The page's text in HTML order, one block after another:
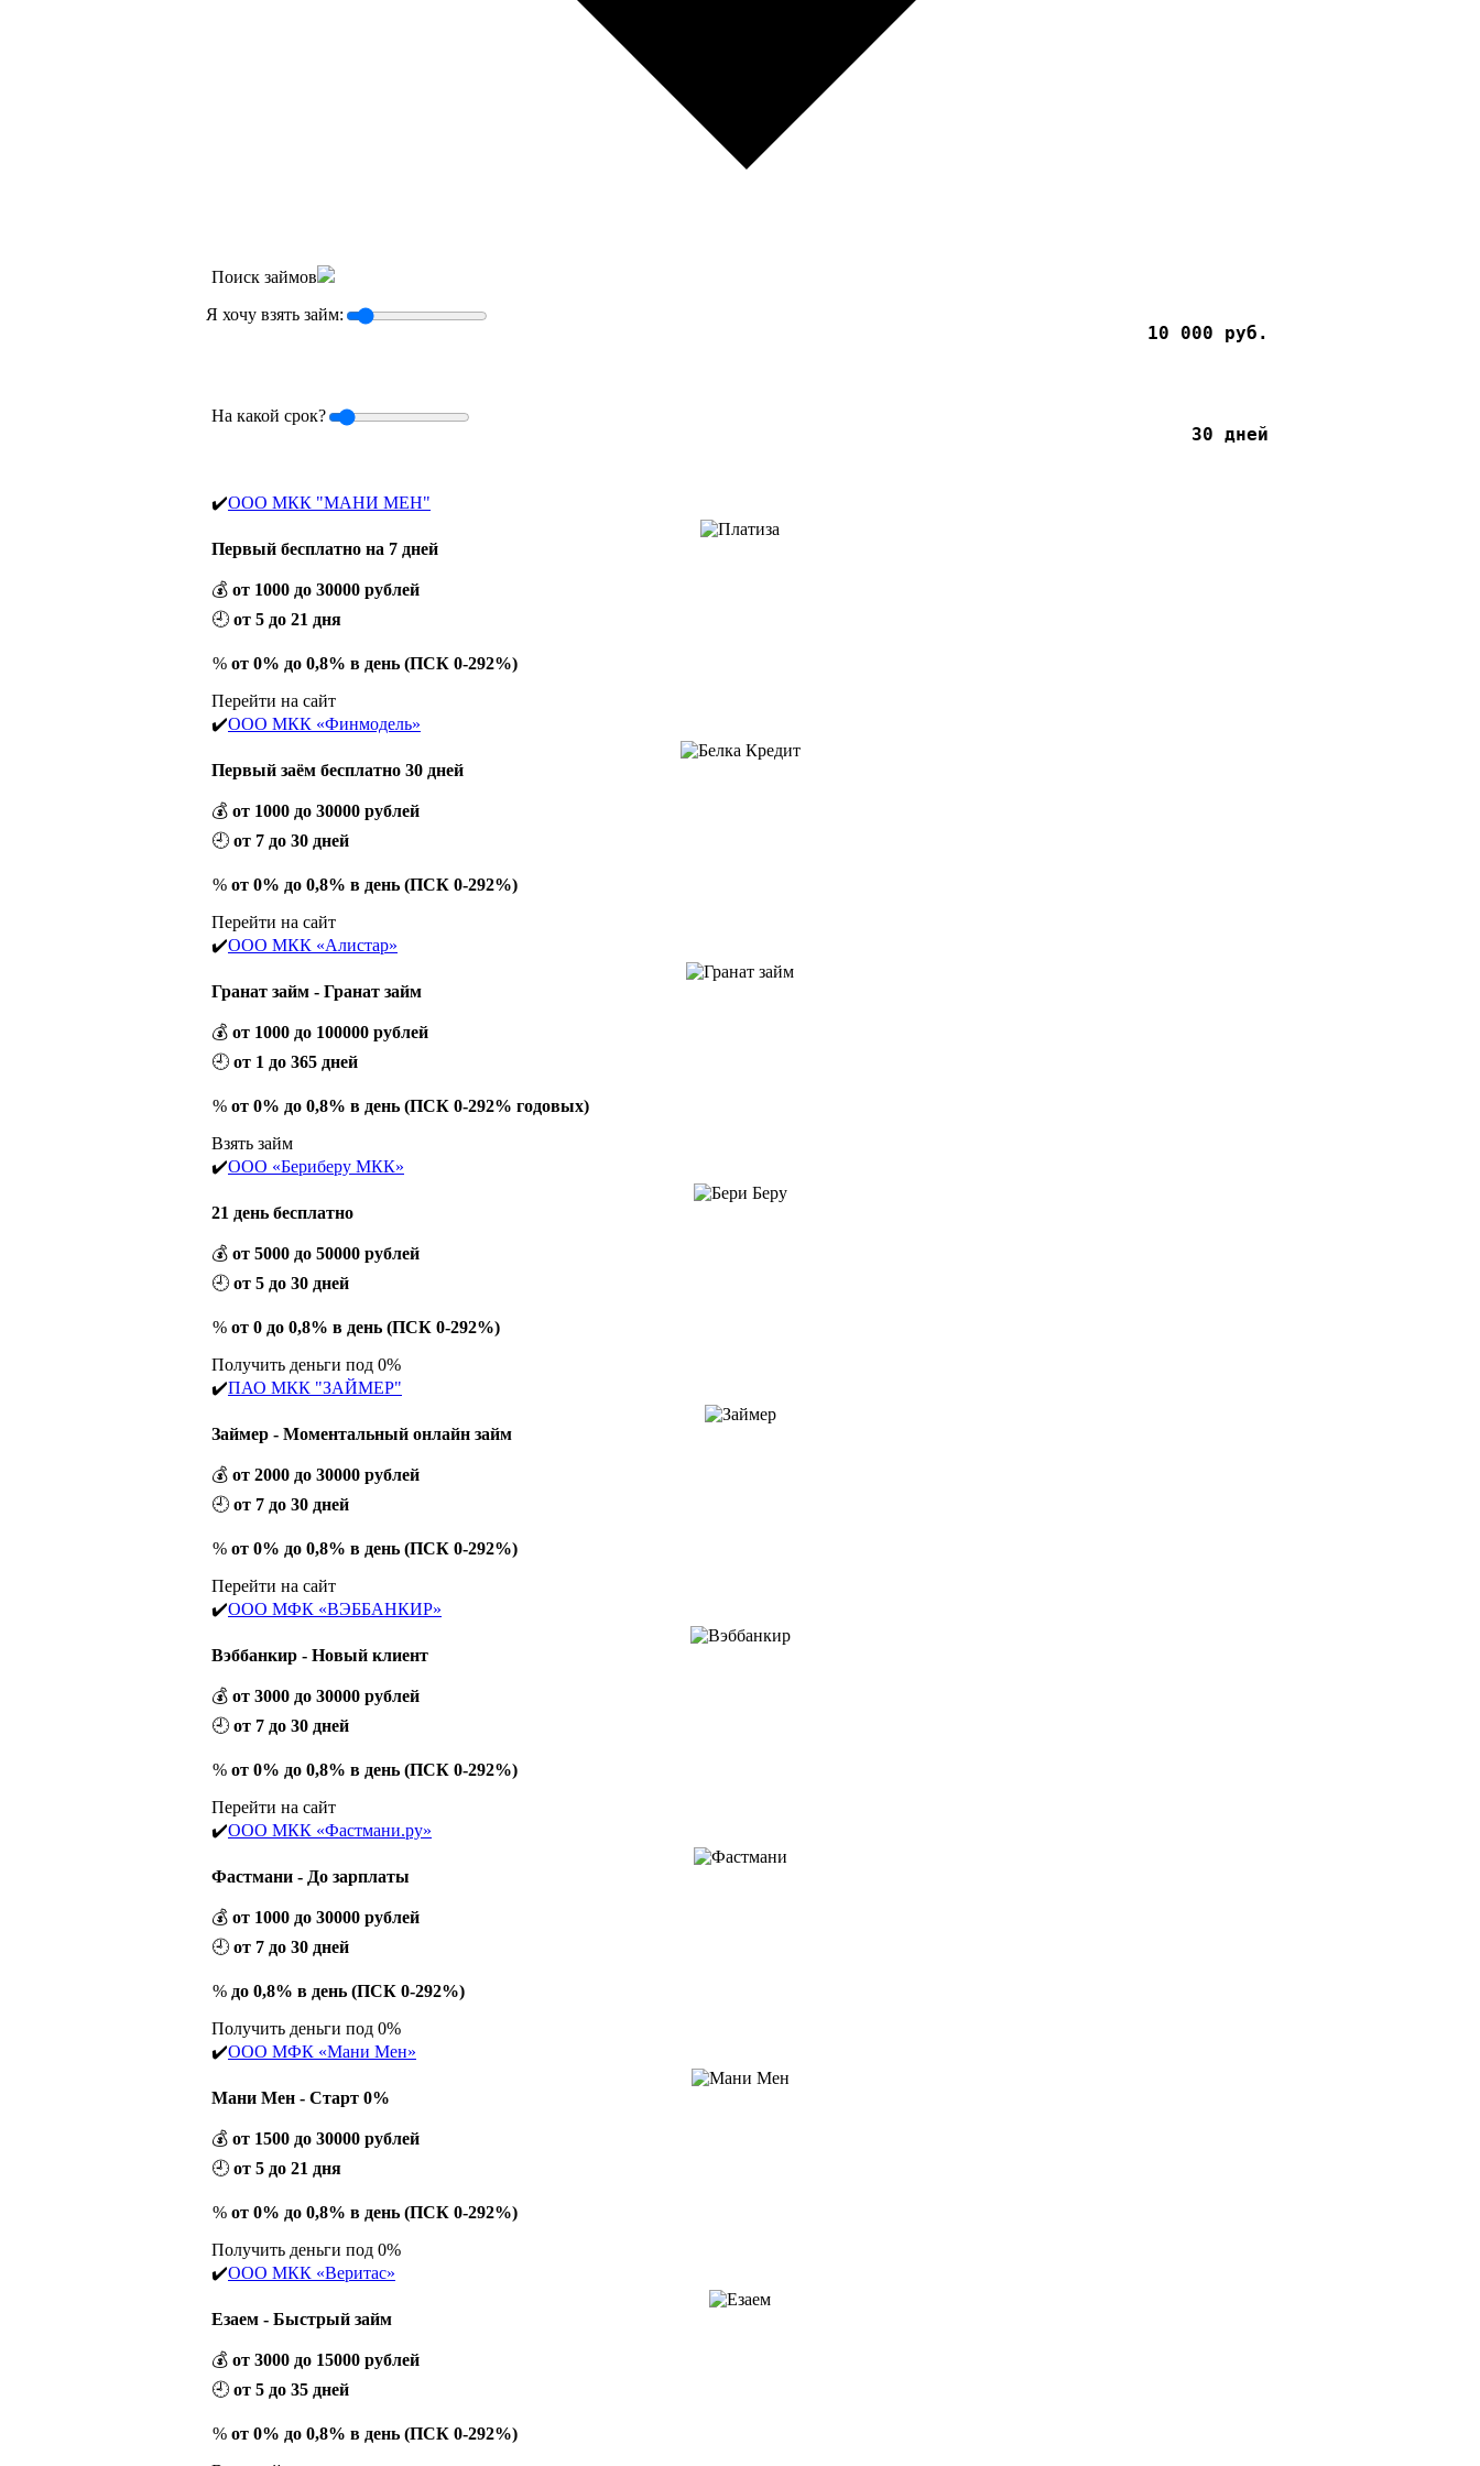
Поиск займов
Я хочу взять займ:
10 000 руб.
На какой срок?
30 дней
✔️ООО МКК "МАНИ МЕН"
Первый бесплатно на 7 дней
💰 от 1000 до 30000 рублей
🕘 от 5 до 21 дня
% от 0% до 0,8% в день (ПСК 0-292%)
Перейти на сайт
✔️ООО МКК «Финмодель»
Первый заём бесплатно 30 дней
💰 от 1000 до 30000 рублей
🕘 от 7 до 30 дней
% от 0% до 0,8% в день (ПСК 0-292%)
Перейти на сайт
✔️ООО МКК «Алистар»
Гранат займ - Гранат займ
💰 от 1000 до 100000 рублей
🕘 от 1 до 365 дней
% от 0% до 0,8% в день (ПСК 0-292% годовых)
Взять займ
✔️ООО «Бериберу МКК»
21 день бесплатно
💰 от 5000 до 50000 рублей
🕘 от 5 до 30 дней
% от 0 до 0,8% в день (ПСК 0-292%)
Получить деньги под 0%
✔️ПАО МКК "ЗАЙМЕР"
Займер - Моментальный онлайн займ
💰 от 2000 до 30000 рублей
🕘 от 7 до 30 дней
% от 0% до 0,8% в день (ПСК 0-292%)
Перейти на сайт
✔️ООО МФК «ВЭББАНКИР»
Вэббанкир - Новый клиент
💰 от 3000 до 30000 рублей
🕘 от 7 до 30 дней
% от 0% до 0,8% в день (ПСК 0-292%)
Перейти на сайт
✔️ООО МКК «Фастмани.ру»
Фастмани - До зарплаты
💰 от 1000 до 30000 рублей
🕘 от 7 до 30 дней
% до 0,8% в день (ПСК 0-292%)
Получить деньги под 0%
✔️ООО МФК «Мани Мен»
Мани Мен - Старт 0%
💰 от 1500 до 30000 рублей
🕘 от 5 до 21 дня
% от 0% до 0,8% в день (ПСК 0-292%)
Получить деньги под 0%
✔️ООО МКК «Веритас»
Езаем - Быстрый займ
💰 от 3000 до 15000 рублей
🕘 от 5 до 35 дней
% от 0% до 0,8% в день (ПСК 0-292%)